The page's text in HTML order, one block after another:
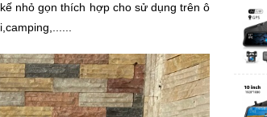
nhỏ gọn thích hợp cho sử dụng trên ô